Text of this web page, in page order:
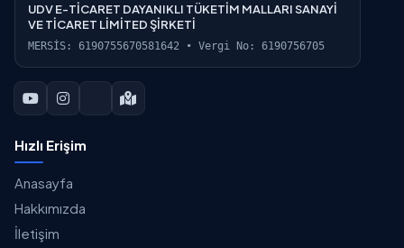
UDV E-TİCARET DAYANIKLI TÜKETİM MALLARI SANAYİ
VE TİCARET LİMİTED ŞİRKETİ
MERSİS: 6190755670581642 • Vergi No: 6190756705
Hızlı Erişim
Anasayfa
Hakkımızda
İletişim